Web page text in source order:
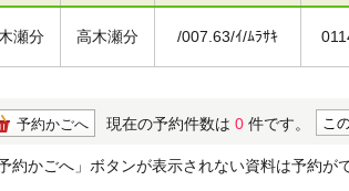
瀬分 高木瀬分 /007.63/ｲ/ﾑﾗｻｷ
予約かごへ 現在の予約件数は 0 件です。 こ
約かごへ」ボタンが表示されない資料は予約が